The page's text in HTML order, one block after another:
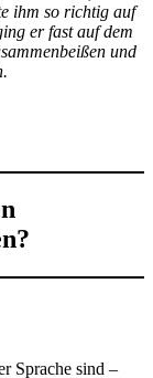
ihm so richtig auf
er fast auf dem
und
Sprache sind –